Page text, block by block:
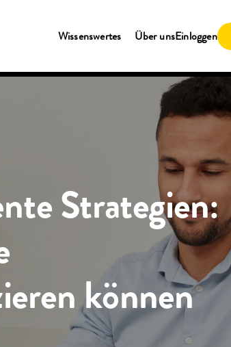
Wissenswertes Über unsEinloggen
Strategien:
können